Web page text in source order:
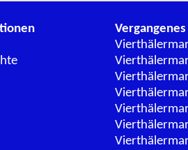
Vergangenes